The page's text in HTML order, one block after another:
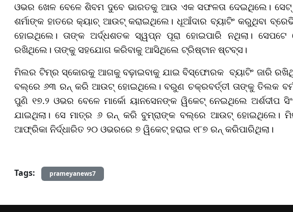
ଓଭର ଖେଳ ବେଳେ ଶିବମ ଦୁବେ ଭାରତକୁ ଆଉ ଏକ ସଫଳତା ଦେଇଥିଲେ।
ଶର୍ମାଙ୍କ ହାତରେ କ୍ୟାଚ୍ ଆଉଟ୍ କରାଇଥିଲେ। ଧୂଆଁଦାର ବ୍ୟାଟିଂ କରୁଥିବା
ହୋଇଥିଲେ। ତାଙ୍କ ଅର୍ଦ୍ଧଶତକ ସ୍ୱପ୍ନ ପୂରା ହୋଇପାରି ନଥିଲା।
ରଖିଥିଲେ। ତାଙ୍କୁ ସହଯୋଗ କରିବାକୁ ଆସିଥିଲେ ଟ୍ରିଷ୍ଟାନ ଷ୍ଟବ୍ସ।
ମିଲର ଟିମ୍‌ର ସ୍କୋରକୁ ଆଗକୁ ବଢ଼ାଇବାକୁ ଯାଇ ବିସ୍ଫୋରକ ବ୍ୟାଟିଂ ଜାରି
ବଲ୍‌ରେ ୬୩ ରନ୍ କରି ଆଉଟ୍ ହୋଇଥିଲେ। ବରୁଣ ଚକ୍ରବର୍ତ୍ତୀ ତାଙ୍କୁ ତିଲକ
ପୁଣି ୧୭.୨ ଓଭର ବେଳେ ମାର୍କୋ ୟାନସେନଙ୍କ ୱିକେଟ୍ ନେଇଥିଲେ ଅର୍ଶଦୀପ
ଯାଇଥିଲା। ସେ ମାତ୍ର ୬ ରନ୍ କରି ବୁମ୍ରାଙ୍କ ବଲ୍‌ରେ ଆଉଟ୍
ଆଫ୍ରିକା ନିର୍ଦ୍ଧାରିତ ୨୦ ଓଭରରେ ୭ ୱିକେଟ୍ ହରାଇ ୧୮୭ ରନ୍ କରିପାରିଥିଲା।
Tags: prameyanews7